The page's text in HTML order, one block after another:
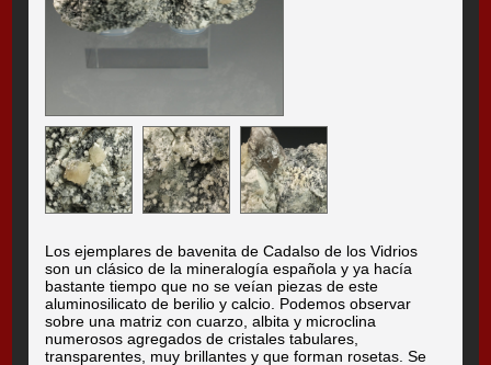
Los ejemplares de bavenita de Cadalso de los Vidrios
son un clásico de la mineralogía española y ya hacía
bastante tiempo que no se veían piezas de este
aluminosilicato de berilio y calcio. Podemos observar
sobre una matriz con cuarzo, albita y microclina
numerosos agregados de cristales tabulares,
transparentes, muy brillantes y que forman rosetas. Se